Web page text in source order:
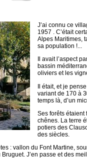
J’ai connu ce
1957 . C’était
Alpes Maritimes,
sa population !...
Il avait l’aspect
bassin
oliviers et les
Il était, et je
variant de 170 à
temps là, d’un
Ses forêts étaient
chênes. La terre
potiers des
des siècles.
: vallon du Font Martine,
Bruguet. J’en passe et des